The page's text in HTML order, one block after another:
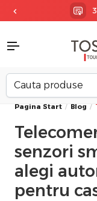
Pagina Start Blog
senzori
alegi
pentru